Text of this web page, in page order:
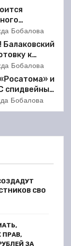
Бобалова
к
сезону
Бобалова
и
спидвейный
Бобалова
СВО
ЗА